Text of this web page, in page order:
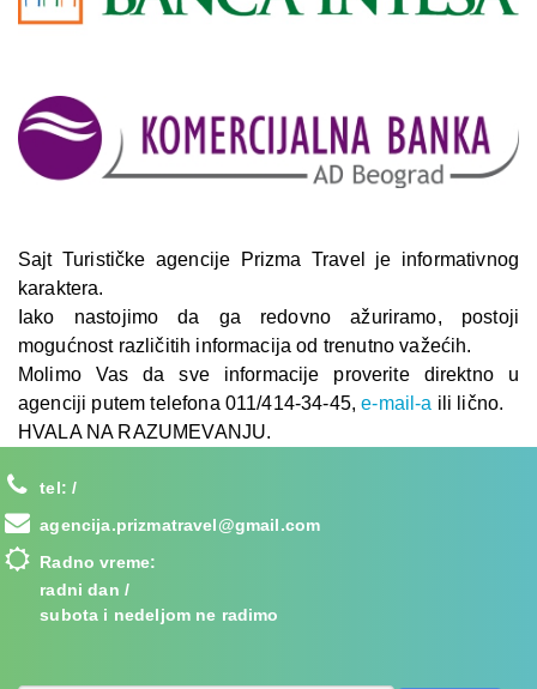
Sajt Turističke agencije Prizma Travel je informativnog
karaktera.
Iako nastojimo da ga redovno ažuriramo, postoji
mogućnost različitih informacija od trenutno važećih.
Molimo Vas da sve informacije proverite direktno u
agenciji putem telefona 011/414-34-45,e-mail-a ili lično.
HVALA NA RAZUMEVANJU.
tel:/
agencija.prizmatravel@gmail.com
Radno vreme:
radni dan /
subota i nedeljom ne radimo